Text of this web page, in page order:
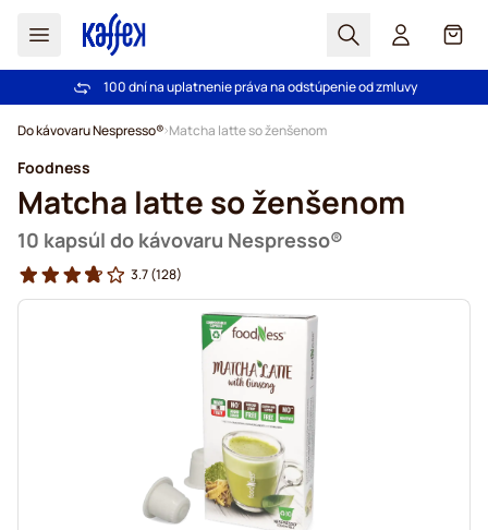
Hľadať Košík
Pri objednávke nad 49,00 € doprava zdarma
100 dní na uplatnenie práva na odstúpenie od zmluvy
Do kávovaru Nespresso® Matcha latte so ženšenom
Foodness
Matcha latte so ženšenom
10 kapsúl do kávovaru Nespresso®
3.7(128)